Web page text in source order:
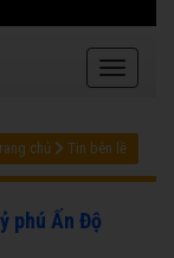
chủ Tin bên lề
phú Ấn Độ